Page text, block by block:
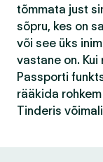
tõmmata just
sõpru, kes on
või see üks
vastane on.
Passporti
rääkida
Tinderis